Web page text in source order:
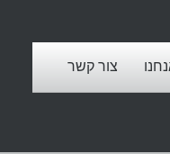
צור קשר